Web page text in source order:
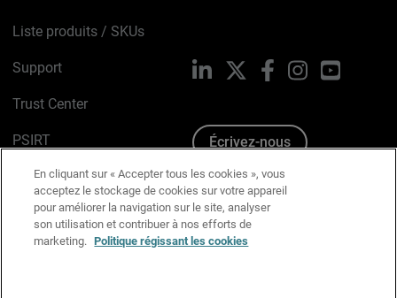
Liste produits / SKUs
Support
Trust Center
PSIRT
Avis sur les cookies
Politique de confidentialité
Charte Graphique
LinkedIn FacebookInstagramYouTube
Écrivez-nous
En cliquant sur « Accepter tous les cookies », vous
acceptez le stockage de cookies sur votre appareil
pour améliorer la navigation sur le site, analyser
son utilisation et contribuer à nos efforts de
marketing. Politique régissant les cookies